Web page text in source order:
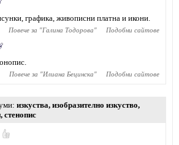
графика, живописни платна и икони.
Повече за "Галина Тодорова" Подобни сайтове
Повече за "Илиана Бецинска" Подобни сайтове
изкуства, изобразително изкуство,
, стенопис